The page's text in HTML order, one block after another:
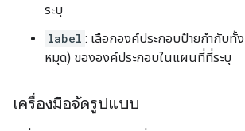
ระบุ
label : เลือกองค์ประกอบป้ายกำกับทั้
หมุด) ขององค์ประกอบในแผนที่ที่ระบุ
เครื่องมือจัดรูปแบบ